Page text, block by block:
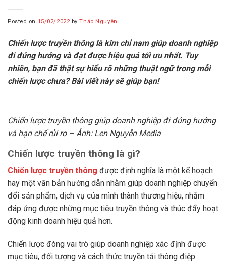
Posted on 15/02/2022 byThảo Nguyên
Chiến lược truyền thông là kim chỉ nam giúp doanh nghiệp
đi đúng hướng và đạt được hiệu quả tối ưu nhất. Tuy
nhiên, bạn đã thật sự hiểu rõ những thuật ngữ trong mỗi
chiến lược chưa? Bài viết này sẽ giúp bạn!
Chiến lược truyền thông giúp doanh nghiệp đi đúng hướng
và hạn chế rủi ro – Ảnh: Len Nguyễn Media
Chiến lược truyền thông là gì?
Chiến lược truyền thông được định nghĩa là một kế hoạch
hay một văn bản hướng dẫn nhằm giúp doanh nghiệp chuyển
đổi sản phẩm, dịch vụ của mình thành thương hiệu, nhằm
đáp ứng được những mục tiêu truyền thông và thúc đẩy hoạt
động kinh doanh hiệu quả hơn.
Chiến lược đóng vai trò giúp doanh nghiệp xác định được
mục tiêu, đối tượng và cách thức truyền tải thông điệp